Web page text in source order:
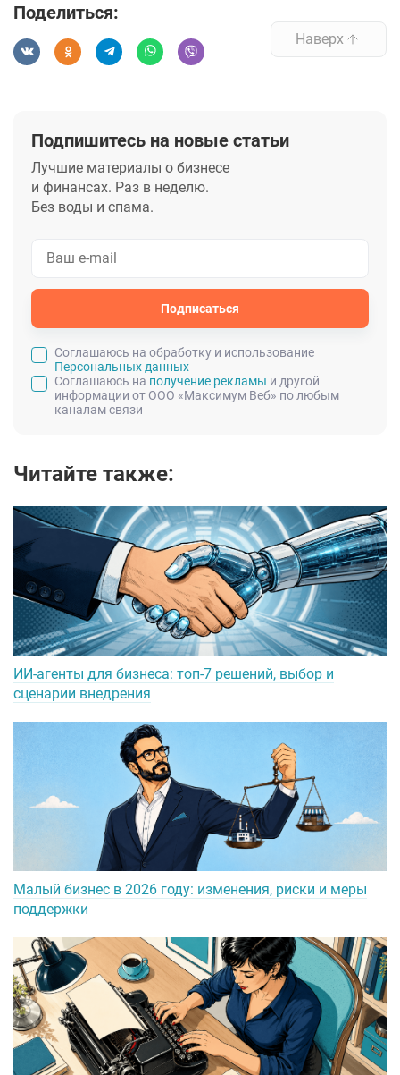
Поделиться:
Наверх
Подпишитесь на новые статьи
Лучшие материалы о бизнесе
и финансах. Раз в неделю.
Без воды и спама.
Подписаться
Cоглашаюсь на обработку и использование
Персональных данных
Соглашаюсь на получение рекламы и другой
информации от ООО «Максимум Веб» по любым
каналам связи
Читайте также:
ИИ-агенты для бизнеса: топ-7 решений, выбор и
сценарии внедрения
Малый бизнес в 2026 году: изменения, риски и меры
поддержки